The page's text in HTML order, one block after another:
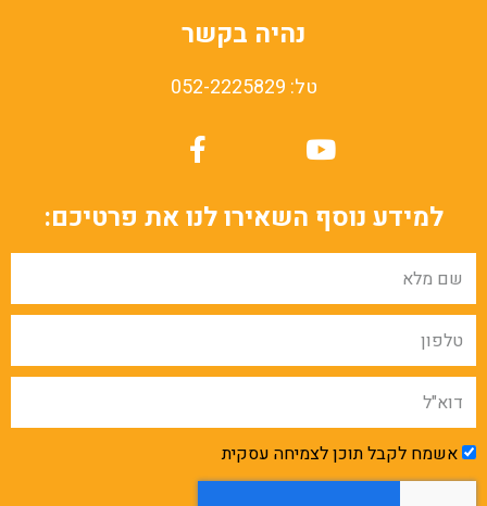
נהיה בקשר
טל: 052-2225829
למידע נוסף השאירו לנו את פרטיכם:
אשמח לקבל תוכן לצמיחה עסקית